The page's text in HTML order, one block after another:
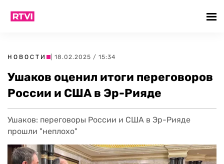
НОВОСТИ | 18.02.2025 / 15:34
Ушаков оценил итоги переговоров
России и США в Эр-Рияде
Ушаков: переговоры России и США в Эр-Рияде
прошли "неплохо"